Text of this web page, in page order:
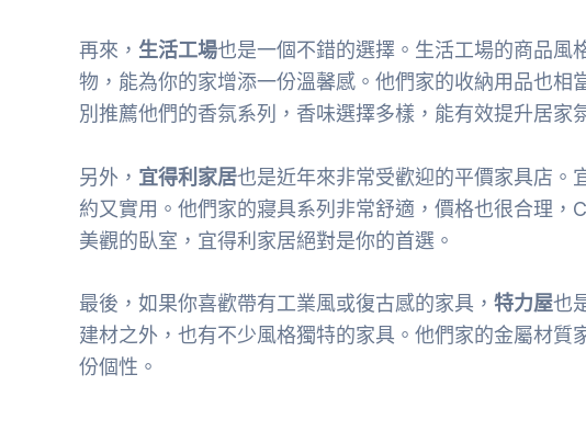
再來， 生活工場也是一個不錯的選擇。生活工場的商品風
物，能為你的家增添一份溫馨感。他們家的收納用品也
別推薦他們的香氛系列，香味選擇多樣，能有效提升居家
另外， 宜得利家居也是近年來非常受歡迎的平價家具店。
約又實用。他們家的寢具系列非常舒適，價格也很合理
美觀的臥室，宜得利家居絕對是你的首選。
最後，如果你喜歡帶有工業風或復古感的家具， 特力屋也
建材之外，也有不少風格獨特的家具。他們家的金屬材
份個性。